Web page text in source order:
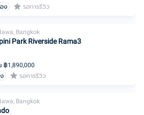
ง รอการรีวิว
Bangkok
Park Riverside Rama3
฿1,890,000
รอการรีวิว
Bangkok